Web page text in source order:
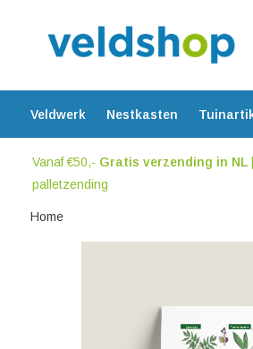
Veldwerk Nestkasten
Vanaf €50,- Gratis verzending in NL|
palletzending
Home